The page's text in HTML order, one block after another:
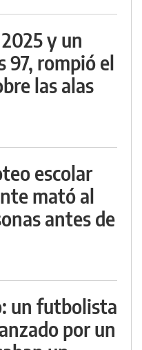
y un
97, rompió el
las alas
escolar
mató al
antes de
un futbolista
por un